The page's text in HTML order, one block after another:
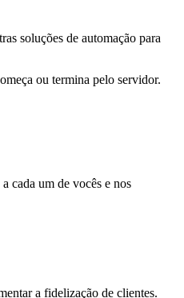
soluções de automação para
ou termina pelo servidor.
cada um de vocês e nos
a fidelização de clientes.